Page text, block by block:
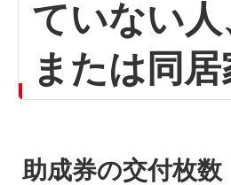
ていない人
または同
助成券の交付枚